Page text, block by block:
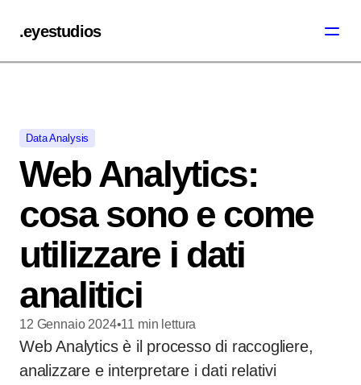
.eyestudios
Data Analysis
Web Analytics:
cosa sono e come
utilizzare i dati
analitici
12 Gennaio 2024•11 min lettura
Web Analytics è il processo di raccogliere,
analizzare e interpretare i dati relativi